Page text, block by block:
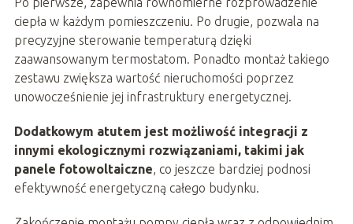
ciepła w każdym pomieszczeniu. Po drugie, pozwala na
precyzyjne sterowanie temperaturą dzięki
zaawansowanym termostatom. Ponadto montaż takiego
zestawu zwiększa wartość nieruchomości poprzez
unowocześnienie jej infrastruktury energetycznej.
Dodatkowym atutem jest możliwość integracji z
innymi ekologicznymi rozwiązaniami, takimi jak
panele fotowoltaiczne, co jeszcze bardziej podnosi
efektywność energetyczną całego budynku.